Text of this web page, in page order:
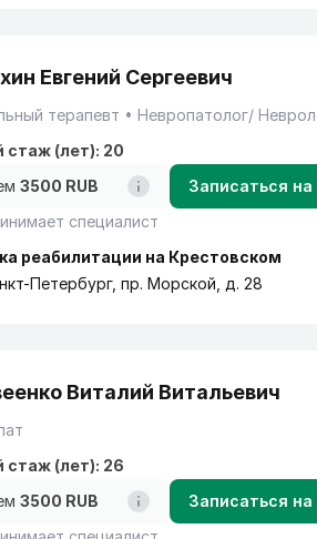
Евгений Сергеевич
терапевт Невропатолог/
стаж (лет): 20
3500 RUB
Записаться
специалист
реабилитации на Крестовском
Петербург, пр. Морской, д. 28
Виталий Витальевич
стаж (лет): 26
3500 RUB
Записаться